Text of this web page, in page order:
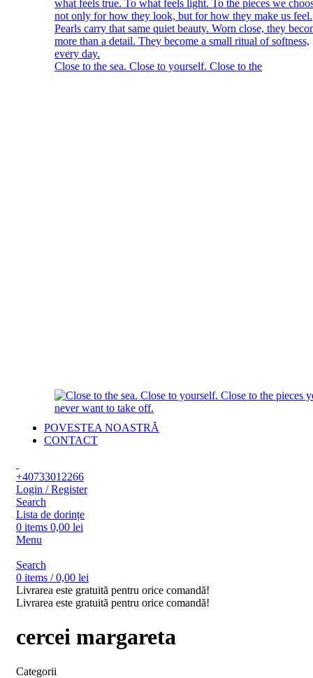
Close to the sea. Close to yourself. Close to the
POVESTEA NOASTRĂ
CONTACT
+40733012266
Login / Register
Search
Lista de dorințe
0 items 0,00 lei
Menu
Search
0 items / 0,00 lei
Livrarea este gratuită pentru orice comandă!
Livrarea este gratuită pentru orice comandă!
cercei margareta
Categorii